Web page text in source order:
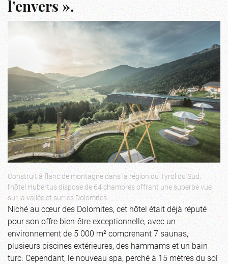
l’envers ».
Construit à flanc de montagne dans la région du Tyrol du Sud,
l’hôtel Hubertus dispose de 64 chambres offrant une superbe vue
sur la vallée et sur les Dolomites.
Niché au cœur des Dolomites, cet hôtel était déjà réputé
pour son offre bien-être exceptionnelle, avec un
environnement de 5 000 m² comprenant 7 saunas,
plusieurs piscines extérieures, des hammams et un bain
turc. Cependant, le nouveau spa, perché à 15 mètres du sol